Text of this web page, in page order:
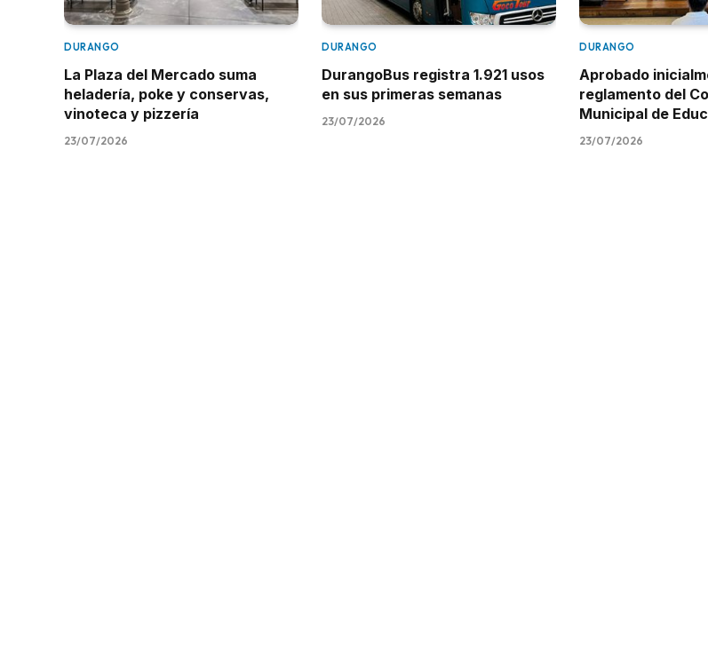
DURANGO
La Plaza del Mercado suma
heladería, poke y conservas,
vinoteca y pizzería
23/07/2026
DURANGO
DurangoBus registra 1.921 usos
en sus primeras semanas
23/07/2026
DURANGO
Aprobado
reglamento del
Municipal de
23/07/2026